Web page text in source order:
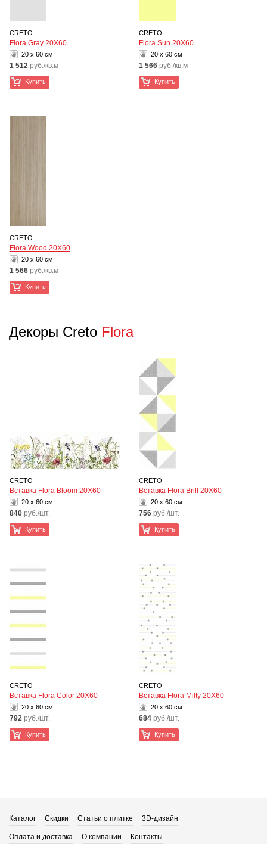
CRETO
Flora Gray 20Х60
20 x 60 см
1 512 руб./кв.м
Купить
CRETO
Flora Sun 20Х60
20 x 60 см
1 566 руб./кв.м
Купить
CRETO
Flora Wood 20Х60
20 x 60 см
1 566 руб./кв.м
Купить
Декоры Creto Flora
CRETO
Вставка Flora Bloom 20Х60
20 x 60 см
840 руб./шт.
Купить
CRETO
Вставка Flora Brill 20Х60
20 x 60 см
756 руб./шт.
Купить
CRETO
Вставка Flora Color 20Х60
20 x 60 см
792 руб./шт.
Купить
CRETO
Вставка Flora Milty 20Х60
20 x 60 см
684 руб./шт.
Купить
Каталог Скидки Статьи о плитке 3D-дизайн
Оплата и доставка О компании Контакты